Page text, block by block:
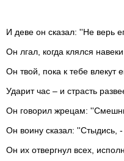
И деве он сказал: ''Не верь
Он лгал, когда клялся
Он твой, пока к тебе влекут
Ударит час – и страсть
Он говорил жрецам:
Он воину сказал: ''Стыдись,
Он их отвергнул всех,